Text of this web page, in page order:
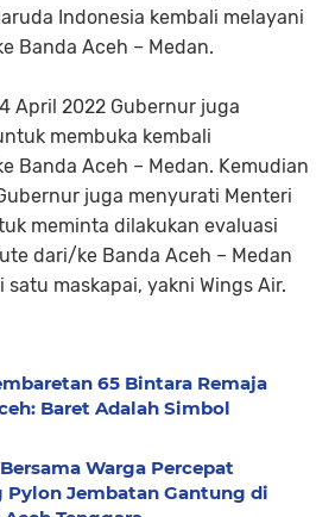
Indonesia kembali melayani
Banda Aceh – Medan.
April 2022 Gubernur juga
membuka kembali
Banda Aceh – Medan. Kemudian
juga menyurati Menteri
meminta dilakukan evaluasi
dari/ke Banda Aceh – Medan
maskapai, yakni Wings Air.
65 Bintara Remaja
Baret Adalah Simbol
Warga Percepat
Pylon Jembatan Gantung di